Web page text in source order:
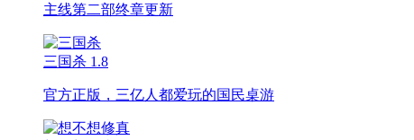
主线第二部终章更新
三国杀 1.8
官方正版，三亿人都爱玩的国民桌游